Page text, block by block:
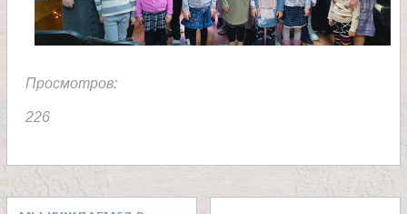
и
м
о
Просмотров:
226